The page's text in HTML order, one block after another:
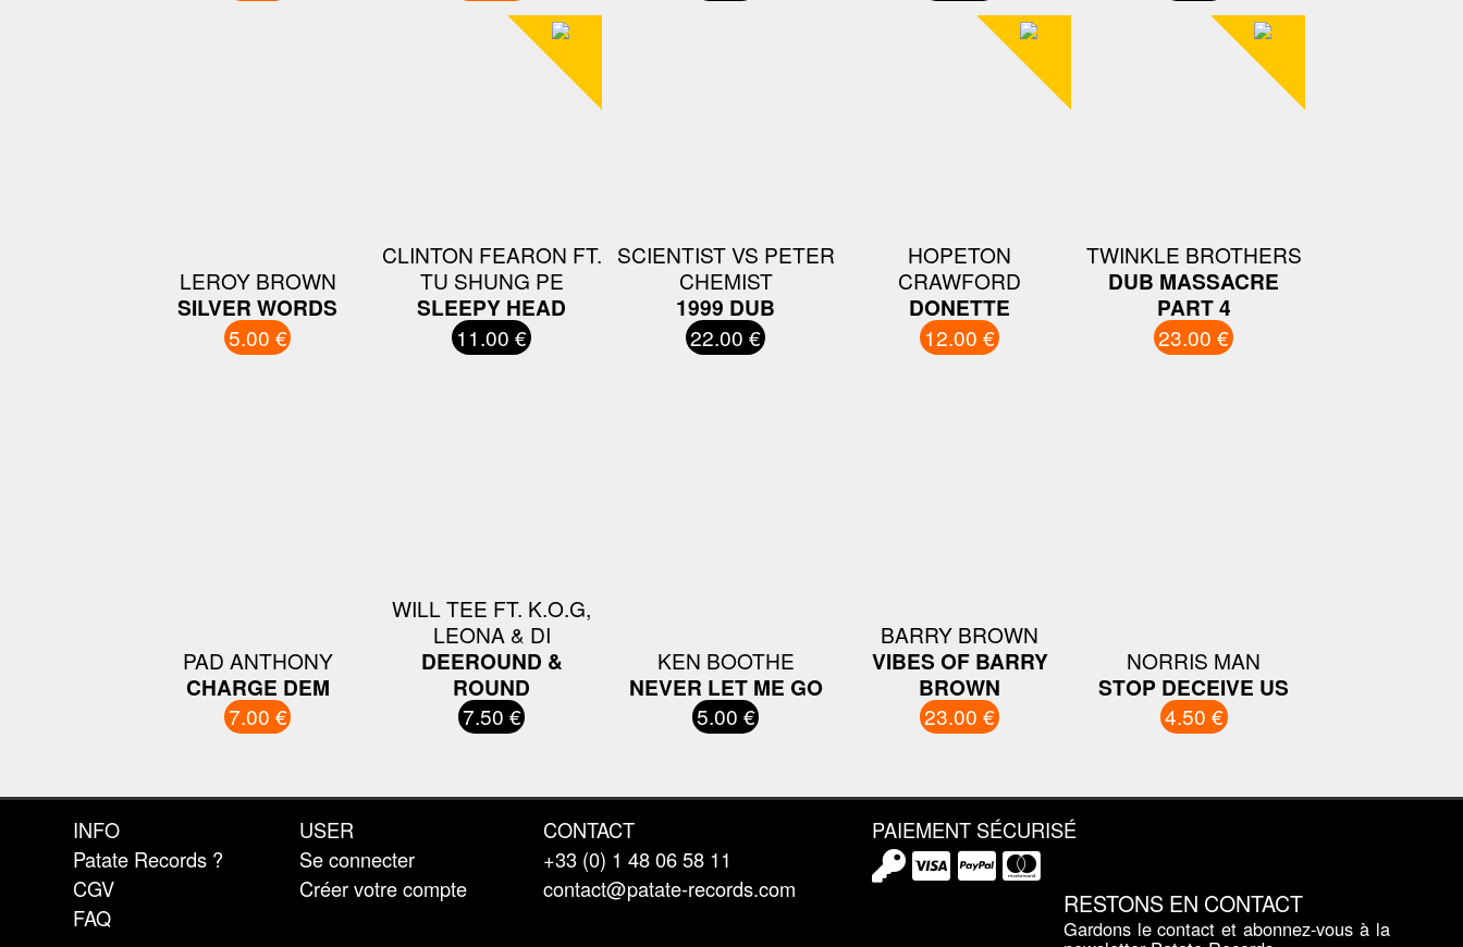
LEROY BROWN
SILVER WORDS
5.00 €
CLINTON FEARON FT.
TU SHUNG PE
SLEEPY HEAD
11.00 €
SCIENTIST VS PETER
CHEMIST
1999 DUB
22.00 €
HOPETON
CRAWFORD
DONETTE
12.00 €
TWINKLE BROTHERS
DUB MASSACRE
PART 4
23.00 €
PAD ANTHONY
CHARGE DEM
7.00 €
WILL TEE FT. K.O.G,
LEONA & DI
DEEROUND &
ROUND
7.50 €
KEN BOOTHE
NEVER LET ME GO
5.00 €
BARRY BROWN
VIBES OF BARRY
BROWN
23.00 €
NORRIS MAN
STOP DECEIVE US
4.50 €
INFO
Patate Records ?
CGV
FAQ
USER
Se connecter
Créer votre compte
CONTACT
+33 (0) 1 48 06 58 11
contact@patate-records.com
PAIEMENT SÉCURISÉ
RESTONS EN CONTACT
Gardons le contact et abonnez-vous à la